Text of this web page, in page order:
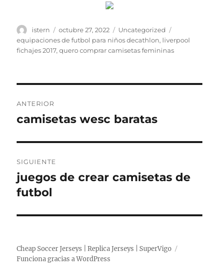
Autor
istern
Publicado
el
octubre 27, 2022 Categorías
Uncategorized
equipaciones de futbol para niños decathlon, liverpool
fichajes 2017,quero comprar camisetas femininas
de
ANTERIOR
Entrada
camisetas wesc baratas
SIGUIENTE
Entrada
siguiente:
juegos de crear camisetas de
futbol
Cheap Soccer Jerseys | Replica Jerseys | SuperVigo
Funciona gracias a WordPress